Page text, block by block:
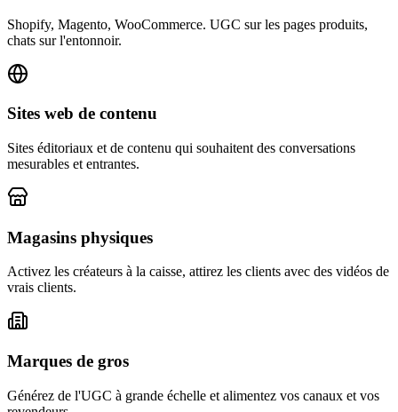
Shopify, Magento, WooCommerce. UGC sur les pages produits,
chats sur l'entonnoir.
Sites web de contenu
Sites éditoriaux et de contenu qui souhaitent des conversations
mesurables et entrantes.
Magasins physiques
Activez les créateurs à la caisse, attirez les clients avec des vidéos de
vrais clients.
Marques de gros
Générez de l'UGC à grande échelle et alimentez vos canaux et vos